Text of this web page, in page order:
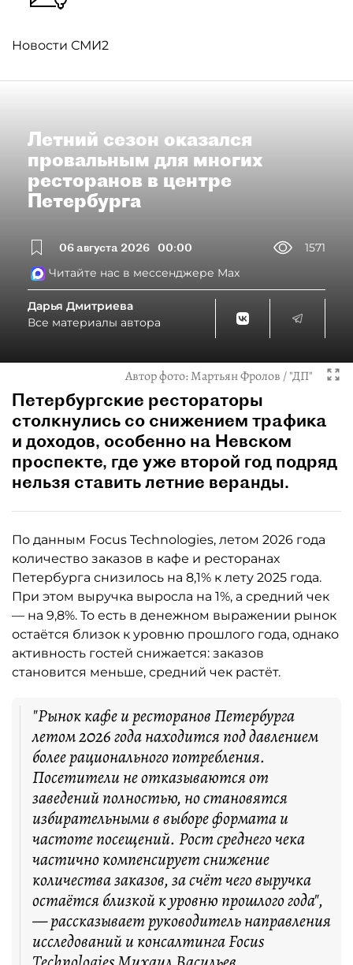
Новости СМИ2
Летний сезон оказался
провальным для многих
ресторанов в центре
Петербурга
06 августа 2026 00:00
1571
Читайте нас в мессенджере Max
Дарья Дмитриева
Все материалы автора
Автор фото:Мартьян Фролов / "ДП"
Петербургские рестораторы
столкнулись со снижением трафика
и доходов, особенно на Невском
проспекте, где уже второй год подряд
нельзя ставить летние веранды.
По данным Focus Technologies, летом 2026 года
количество заказов в кафе и ресторанах
Петербурга снизилось на 8,1% к лету 2025 года.
При этом выручка выросла на 1%, а средний чек
— на 9,8%. То есть в денежном выражении рынок
остаётся близок к уровню прошлого года, однако
активность гостей снижается: заказов
становится меньше, средний чек растёт.
"Рынок кафе и ресторанов Петербурга
летом 2026 года находится под давлением
более рационального потребления.
Посетители не отказываются от
заведений полностью, но становятся
избирательными в выборе формата и
частоте посещений. Рост среднего чека
частично компенсирует снижение
количества заказов, за счёт чего выручка
остаётся близкой к уровню прошлого года",
— рассказывает руководитель направления
исследований и консалтинга Focus